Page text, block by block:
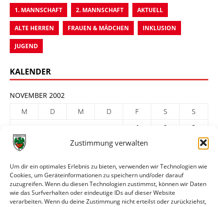
Zustimmung verwalten
Um dir ein optimales Erlebnis zu bieten, verwenden wir Technologien wie
Cookies, um Geräteinformationen zu speichern und/oder darauf
zuzugreifen. Wenn du diesen Technologien zustimmst, können wir Daten
wie das Surfverhalten oder eindeutige IDs auf dieser Website
verarbeiten. Wenn du deine Zustimmung nicht erteilst oder zurückziehst,
1. MANNSCHAFT 2. MANNSCHAFT AKTUELL
ALTE HERREN FRAUEN & MÄDCHEN INKLUSION
JUGEND
KALENDER
NOVEMBER 2002
M
D M D F S
S
1
2
3
4
6 7 8
18
19 20 21 22 23
25
26 27 28 29
30